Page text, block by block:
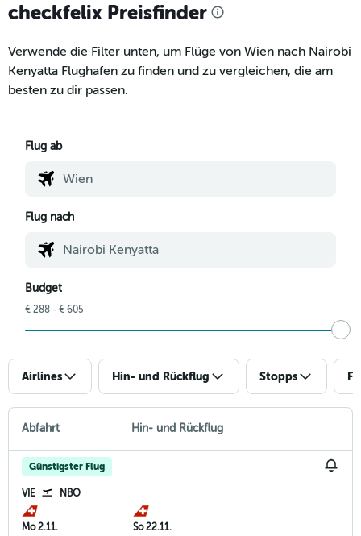
checkfelix Preisfinder
Verwende die Filter unten, um Flüge von Wien nach Nairobi
Kenyatta Flughafen zu finden und zu vergleichen, die am
besten zu dir passen.
Flug ab
Flug nach
Budget
€ 288 - € 605
Airlines Hin- und Rückflug Stopps
Abfahrt Hin- und Rückflug
Günstigster Flug
VIE NBO
Mo 2.11.
So 22.11.